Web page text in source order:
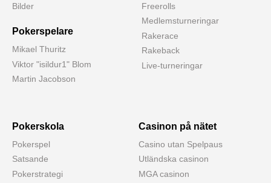
Bilder
Pokerspelare
Mikael Thuritz
Viktor "isildur1" Blom
Martin Jacobson
Freerolls
Medlemsturneringar
Rakerace
Rakeback
Live-turneringar
Pokerskola
Pokerspel
Satsande
Pokerstrategi
Casinon på nätet
Casino utan Spelpaus
Utländska casinon
MGA casinon